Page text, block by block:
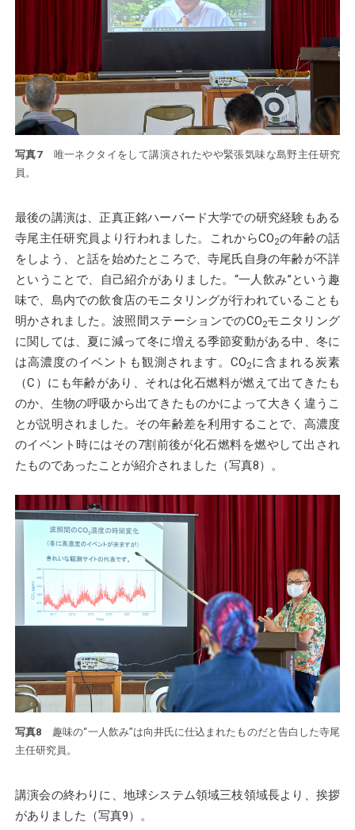
写真7唯一ネクタイをして講演されたやや緊張気味な島野主任研究
員。
最後の講演は、正真正銘ハーバード大学での研究経験もある
寺尾主任研究員より行われました。これからCO2の年齢の話
をしよう、と話を始めたところで、寺尾氏自身の年齢が不詳
ということで、自己紹介がありました。“一人飲み”という趣
味で、島内での飲食店のモニタリングが行われていることも
明かされました。波照間ステーションでのCO2モニタリング
に関しては、夏に減って冬に増える季節変動がある中、冬に
は高濃度のイベントも観測されます。CO2に含まれる炭素
（C）にも年齢があり、それは化石燃料が燃えて出てきたも
のか、生物の呼吸から出てきたものかによって大きく違うこ
とが説明されました。その年齢差を利用することで、高濃度
のイベント時にはその7割前後が化石燃料を燃やして出され
たものであったことが紹介されました（写真8）。
写真8 趣味の“一人飲み”は向井氏に仕込まれたものだと告白した寺尾
主任研究員。
講演会の終わりに、地球システム領域三枝領域長より、挨拶
がありました（写真9）。